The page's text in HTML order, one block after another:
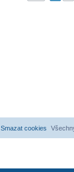
Smazat cookies